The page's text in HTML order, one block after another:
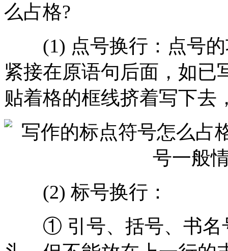
么占格?
(1) 点号换行：点号的
紧接在原语句后面，如已
贴着格的框线挤着写下去
(2) 标号换行：
① 引号、括号、书名